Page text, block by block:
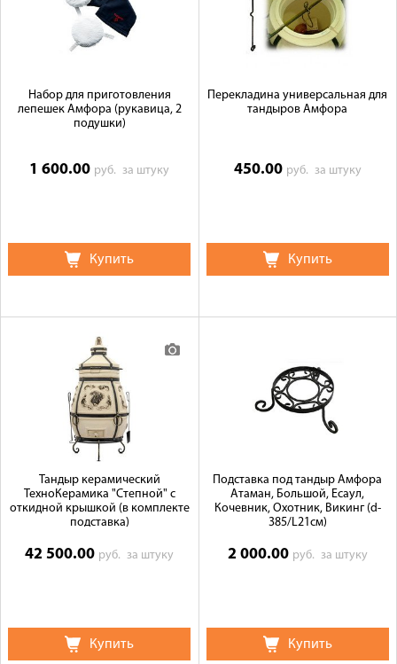
Набор для приготовления
лепешек Амфора (рукавица, 2
подушки)
1 600.00 руб.за штуку
Купить
Перекладина универсальная для
тандыров Амфора
450.00 руб. за штуку
Купить
Тандыр керамический
ТехноКерамика "Степной" с
откидной крышкой (в комплекте
подставка)
42 500.00 руб.за штуку
Купить
Подставка под тандыр Амфора
Атаман, Большой, Есаул,
Кочевник, Охотник, Викинг (d-
385/L21см)
2 000.00 руб. за штуку
Купить